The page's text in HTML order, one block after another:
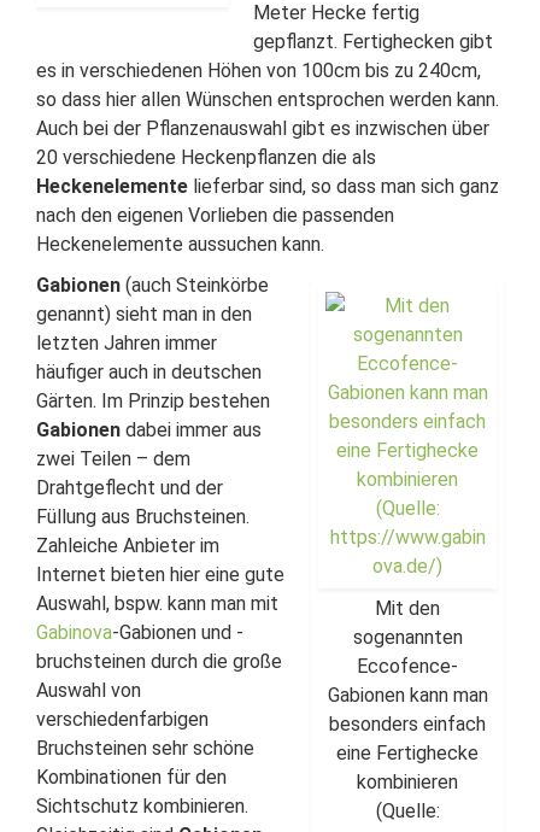
Meter Hecke fertig
gepflanzt. Fertighecken gibt
es in verschiedenen Höhen von 100cm bis zu 240cm,
so dass hier allen Wünschen entsprochen werden kann.
Auch bei der Pflanzenauswahl gibt es inzwischen über
20 verschiedene Heckenpflanzen die als
Heckenelemente lieferbar sind, so dass man sich ganz
nach den eigenen Vorlieben die passenden
Heckenelemente aussuchen kann.
Mit den
sogenannten
Eccofence-
Gabionen kann man
besonders einfach
eine Fertighecke
kombinieren
(Quelle:
Gabionen (auch Steinkörbe
genannt) sieht man in den
letzten Jahren immer
häufiger auch in deutschen
Gärten. Im Prinzip bestehen
Gabionen dabei immer aus
zwei Teilen – dem
Drahtgeflecht und der
Füllung aus Bruchsteinen.
Zahleiche Anbieter im
Internet bieten hier eine gute
Auswahl, bspw. kann man mit
Gabinova-Gabionen und -
bruchsteinen durch die große
Auswahl von
verschiedenfarbigen
Bruchsteinen sehr schöne
Kombinationen für den
Sichtschutz kombinieren.